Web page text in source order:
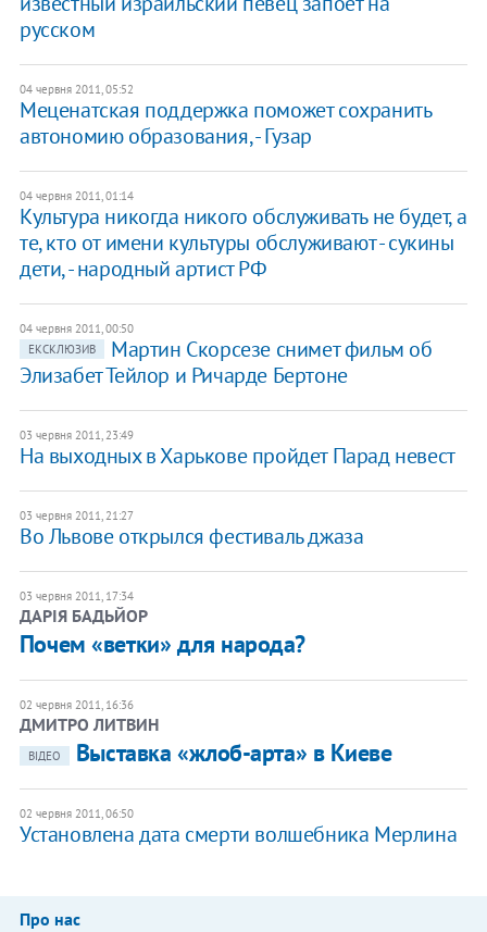
русском
04 червня 2011, 05:52
Меценатская поддержка поможет сохранить
автономию образования, - Гузар
04 червня 2011, 01:14
Культура никогда никого обслуживать не будет, а
те, кто от имени культуры обслуживают - сукины
дети, - народный артист РФ
04 червня 2011, 00:50
ЕКСКЛЮЗИВ
Мартин Скорсезе снимет фильм об
Элизабет Тейлор и Ричарде Бертоне
03 червня 2011, 23:49
На выходных в Харькове пройдет Парад невест
03 червня 2011, 21:27
Во Львове открылся фестиваль джаза
03 червня 2011, 17:34
ДАРІЯ БАДЬЙОР
Почем «ветки» для народа?
02 червня 2011, 16:36
ДМИТРО ЛИТВИН
ВІДЕО Выставка «жлоб-арта» в Киеве
02 червня 2011, 06:50
Установлена дата смерти волшебника Мерлина
Про нас